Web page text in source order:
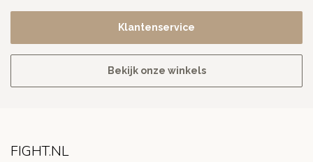
Klantenservice
Bekijk onze winkels
FIGHT.NL